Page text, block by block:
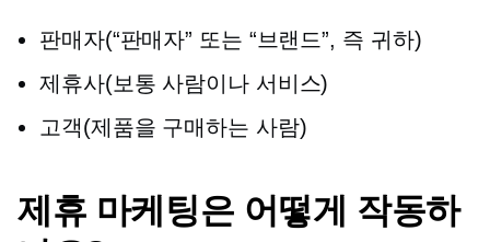
판매자(“판매자” 또는 “브랜드”, 즉 귀하)
제휴사(보통 사람이나 서비스)
고객(제품을 구매하는 사람)
제휴 마케팅은 어떻게 작동하